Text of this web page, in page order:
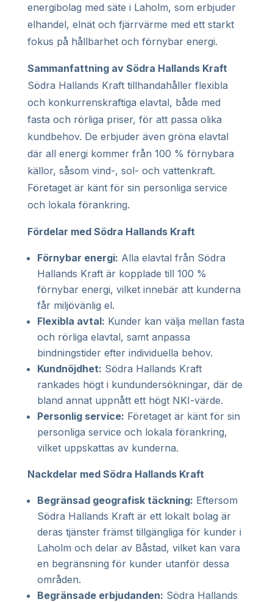
energibolag med säte i Laholm, som erbjuder
elhandel, elnät och fjärrvärme med ett starkt
fokus på hållbarhet och förnybar energi.
Sammanfattning av Södra Hallands Kraft
Södra Hallands Kraft tillhandahåller flexibla
och konkurrenskraftiga elavtal, både med
fasta och rörliga priser, för att passa olika
kundbehov. De erbjuder även gröna elavtal
där all energi kommer från 100 % förnybara
källor, såsom vind-, sol- och vattenkraft.
Företaget är känt för sin personliga service
och lokala förankring.
Fördelar med Södra Hallands Kraft
Förnybar energi: Alla elavtal från Södra
Hallands Kraft är kopplade till 100 %
förnybar energi, vilket innebär att kunderna
får miljövänlig el.
Flexibla avtal: Kunder kan välja mellan fasta
och rörliga elavtal, samt anpassa
bindningstider efter individuella behov.
Kundnöjdhet: Södra Hallands Kraft
rankades högt i kundundersökningar, där de
bland annat uppnått ett högt NKI-värde.
Personlig service: Företaget är känt för sin
personliga service och lokala förankring,
vilket uppskattas av kunderna.
Nackdelar med Södra Hallands Kraft
Begränsad geografisk täckning: Eftersom
Södra Hallands Kraft är ett lokalt bolag är
deras tjänster främst tillgängliga för kunder i
Laholm och delar av Båstad, vilket kan vara
en begränsning för kunder utanför dessa
områden.
Begränsade erbjudanden: Södra Hallands